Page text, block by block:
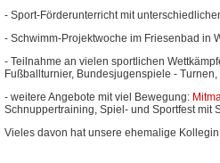
- Sport-Förderunterricht mit
- Schwimm-Projektwoche im Friesenbad in
- Teilnahme an vielen sportlichen
Fußballturnier, Bundesjugenspiele -
- weitere Angebote mit viel Bewegung:
Schnuppertraining, Spiel- und Sportfest mit
Vieles davon hat unsere ehemalige